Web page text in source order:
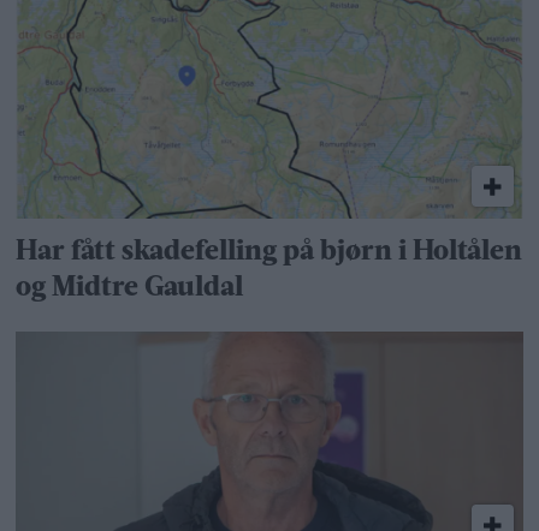
Har fått skadefelling på bjørn i Holtålen
og Midtre Gauldal